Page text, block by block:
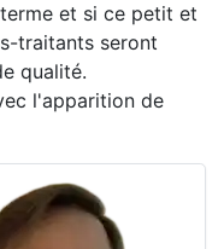
et si ce petit et
traitants seront
qualité.
l'apparition de